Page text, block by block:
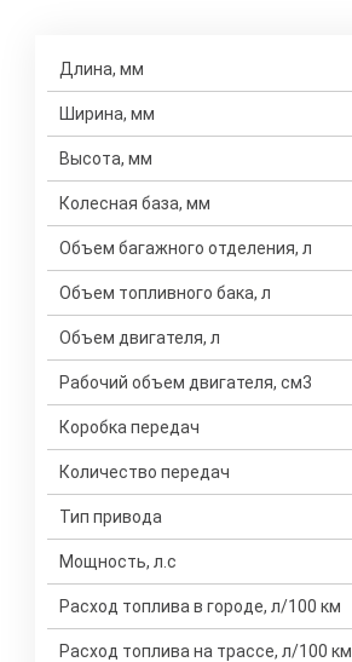
Длина, мм
Ширина, мм
Высота, мм
Колесная база, мм
Объем багажного отделения, л
Объем топливного бака, л
Объем двигателя, л
Рабочий объем двигателя, см3
Коробка передач
Количество передач
Тип привода
Мощность, л.с
Расход топлива в городе, л/100 км
Расход топлива на трассе, л/100 км